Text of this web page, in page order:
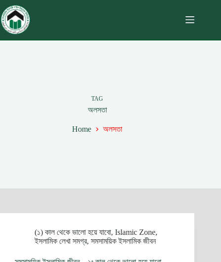
TAG
অলসতা
Home অলসতা
(১) কাল থেকে ভালো হয়ে যাবো, Islamic Zone,
ইসলামিক লেখা সমগ্র, সমসাময়িক ইসলামিক জীবন